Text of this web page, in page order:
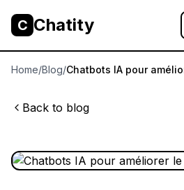
C Chatity
Home/Blog/Chatbots IA pour
Back to blog